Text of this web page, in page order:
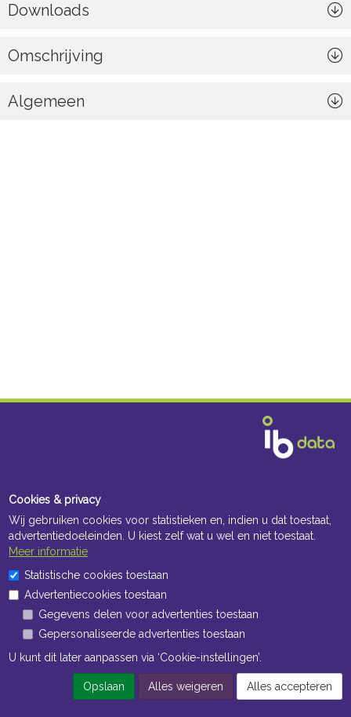
Downloads
Omschrijving
Algemeen
Cookies & privacy
Wij gebruiken cookies voor statistieken en, indien u dat toestaat,
advertentiedoeleinden. U kiest zelf wat u wel en niet toestaat.
Meer informatie
Statistische cookies toestaan
Advertentiecookies toestaan
Gegevens delen voor advertenties toestaan
Gepersonaliseerde advertenties toestaan
U kunt dit later aanpassen via ‘Cookie-instellingen’.
Opslaan Alles weigeren Alles accepteren